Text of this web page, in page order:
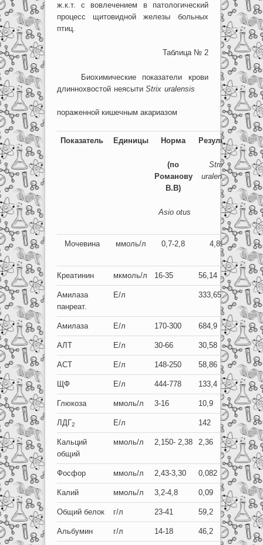
ж.к.т. с вовлечением в патологический
процесс щитовидной железы больных
птиц.
Таблица № 2
Биохимические показатели крови
длиннохвостой неясытиStrix uralensis
пораженной кишечным акариазом
Показатель Единицы Норма
(по
Романову
В.В)
Asio otus
Результат
Strix
uralensis
Мочевина ммоль/л 0,7-2,8 4,89
Креатинин мкмоль/л 16-35 56,14
Амилаза
панреат.
Е/л 333,65
Амилаза Е/л 170-300 684,9
АЛТ Е/л 30-66 30,58
АСТ Е/л 148-250 58,86
ЩФ Е/л 444-778 133,4
Глюкоза ммоль/л 3-16 10,9
ЛДГ2 Е/л 142
Кальций
общий
ммоль/л 2,150- 2,38 2,36
Фосфор ммоль/л 2,43-3,30 0,082
Калий ммоль/л 3,2-4,8 0,09
Общий белок г/л 23-41 59,2
Альбумин г/л 14-18 46,2